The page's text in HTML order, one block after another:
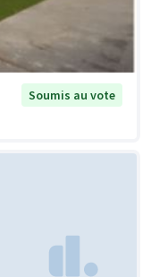
Soumis au vote